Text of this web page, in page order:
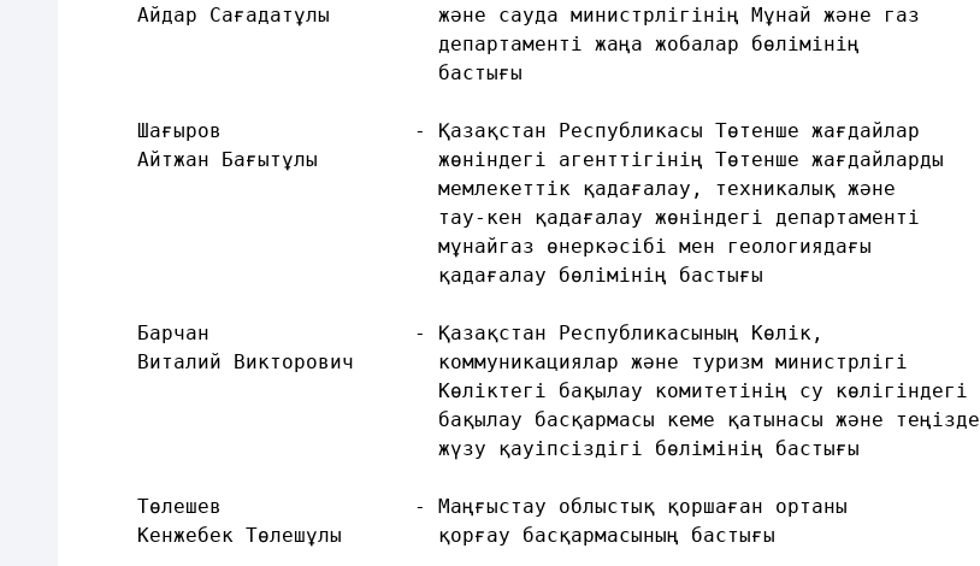
Айдар Сағадатұлы         және сауда министрлігінің Мұнай және газ
департаменті жаңа жобалар бөлімінің
бастығы
Шағыров                - Қазақстан Республикасы Төтенше жағдайлар
Айтжан Бағытұлы          жөніндегі агенттігінің Төтенше жағдайларды
мемлекеттік қадағалау, техникалық және
тау-кен қадағалау жөніндегі департаменті
мұнайгаз өнеркәсібі мен геологиядағы
қадағалау бөлімінің бастығы
Барчан                 - Қазақстан Республикасының Көлік,
Виталий Викторович       коммуникациялар және туризм министрлігі
Көліктегі бақылау комитетінің су көлігіндегі
бақылау басқармасы кеме қатынасы және теңізде
жүзу қауіпсіздігі бөлімінің бастығы
Төлешев                - Маңғыстау облыстық қоршаған ортаны
Кенжебек Төлешұлы        қорғау басқармасының бастығы